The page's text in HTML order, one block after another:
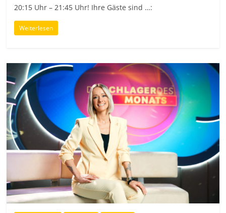
20:15 Uhr – 21:45 Uhr! Ihre Gäste sind …:
Weiterlesen